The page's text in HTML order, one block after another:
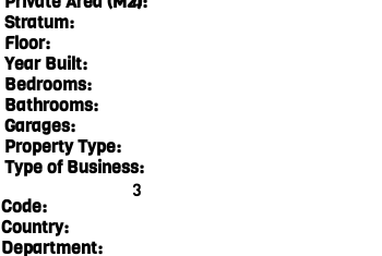
Stratum:
Floor:
Year Built:
Bedrooms:
Bathrooms:
Garages:
Property Type:
Type of Business:
Code:
Country:
Department:
3